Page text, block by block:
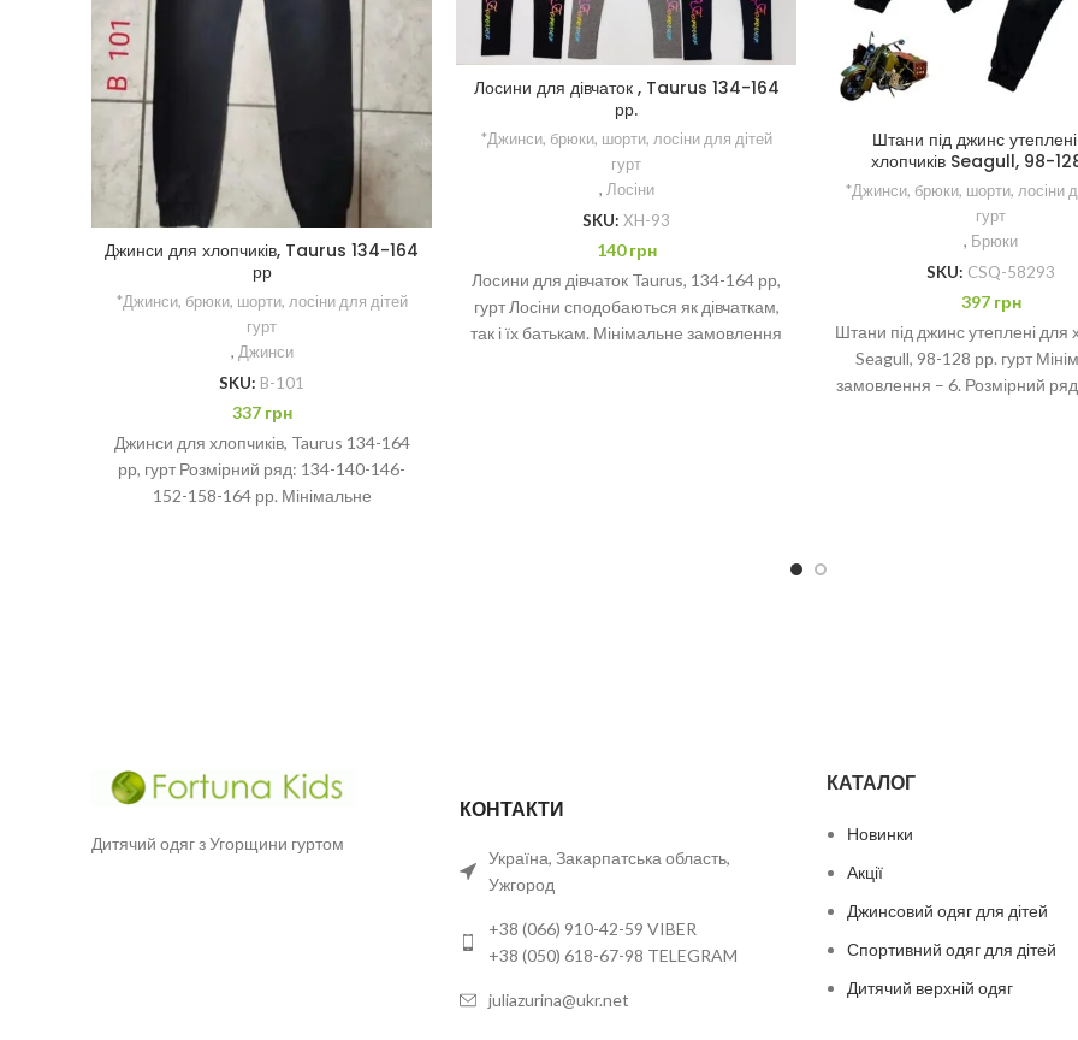
Джинси для хлопчиків, Taurus 134-164
рр
*Джинси, брюки, шорти, лосіни для дітей
гурт
, Джинси
SKU: B-101
337 грн
Джинси для хлопчиків, Taurus 134-164
рр, гурт Розмірний ряд: 134-140-146-
152-158-164 рр. Мінімальне
Лосини для дівчаток , Taurus 134-164
рр.
*Джинси, брюки, шорти, лосіни для дітей
гурт
, Лосіни
SKU: XH-93
140грн
Лосини для дівчаток Taurus, 134-164 рр,
гурт Лосіни сподобаються як дівчаткам,
так і їх батькам. Мінімальне замовлення
Штани під джинс
хлопчиків Seagull, 98-
*Джинси, брюки, шорти, лосіни
гурт
, Брюки
SKU: CSQ-58293
397 грн
Штани під джинс утеплені для
Seagull, 98-128 рр. гурт
замовлення – 6. Розмірний
Дитячий одяг з Угорщини гуртом
КОНТАКТИ
Україна, Закарпатська область,
Ужгород
+38 (066) 910-42-59 VIBER
+38 (050) 618-67-98 TELEGRAM
juliazurina@ukr.net
КАТАЛОГ
Новинки
Акції
Джинсовий одяг для дітей
Спортивний одяг для дітей
Дитячий верхній одяг